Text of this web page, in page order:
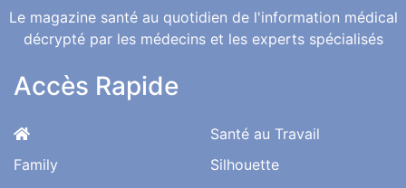
Le magazine santé au quotidien de l'information médical
décrypté par les médecins et les experts spécialisés
Accès Rapide
Family
Santé au Travail
Silhouette